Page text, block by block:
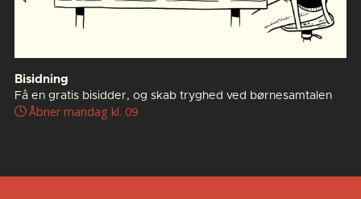
Bisidning
Få en gratis bisidder, og skab tryghed ved børnesamtalen
Åbner mandag kl. 09